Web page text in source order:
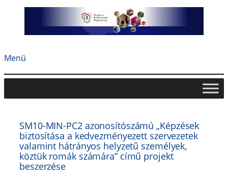
Menü
SM10-MIN-PC2 azonosítószámú „Képzések
biztosítása a kedvezményezett szervezetek
valamint hátrányos helyzetű személyek,
köztük romák számára” című projekt
beszerzése